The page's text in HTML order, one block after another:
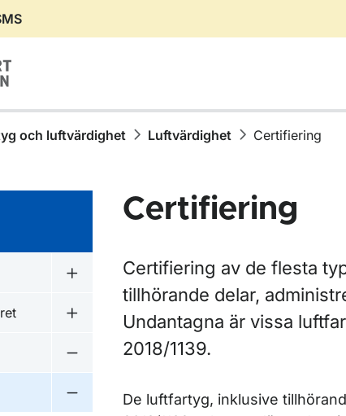
och luftvärdighet Luftvärdighet Certifiering
Undermeny för Drönare
Undermeny för Luftfartygsregistret
Undermeny för Luftvärdighet
Undermeny för Certifiering
Certifiering
Certifiering av de flesta
tillhörande delar,
Undantagna är vissa
2018/1139.
De luftfartyg, inklusive